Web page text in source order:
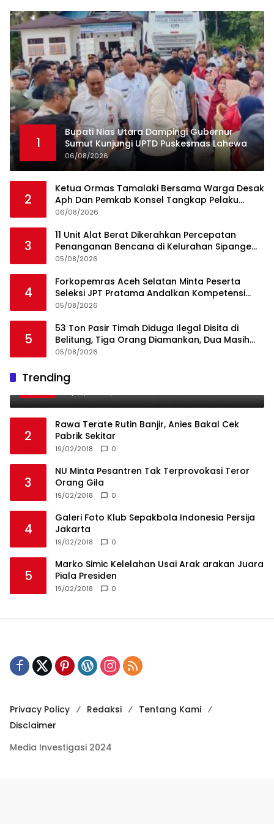
1
Bupati Nias Utara Dampingi Gubernur
Sumut Kunjungi UPTD Puskesmas Lahewa
06/08/2026
2
Ketua Ormas Tamalaki Bersama Warga Desak
Aph Dan Pemkab Konsel Tangkap Pelaku
Angkut Cangkang Sawit Overload, Truk PT KAP
06/08/2026
3
11 Unit Alat Berat Dikerahkan Percepatan
Penanganan Bencana di Kelurahan Sipange
Kecamatan Tukka
05/08/2026
4
Forkopemras Aceh Selatan Minta Peserta
Seleksi JPT Pratama Andalkan Kompetensi
dan Integritas, Bukan Kedekatan
05/08/2026
5
53 Ton Pasir Timah Diduga Ilegal Disita di
Belitung, Tiga Orang Diamankan, Dua Masih
Diburu
05/08/2026
Trending
1
Gerindra
2
Rawa Terate Rutin Banjir, Anies Bakal Cek
Pabrik Sekitar
19/02/2018 0
3
NU Minta Pesantren Tak Terprovokasi Teror
Orang Gila
19/02/2018 0
4
Galeri Foto Klub Sepakbola Indonesia Persija
Jakarta
19/02/2018 0
5
Marko Simic Kelelahan Usai Arak arakan Juara
Piala Presiden
19/02/2018 0
Privacy Policy Redaksi
Tentang Kami
Disclaimer
Media Investigasi 2024